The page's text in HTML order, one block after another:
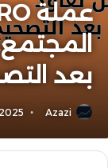
بعد
Azazi